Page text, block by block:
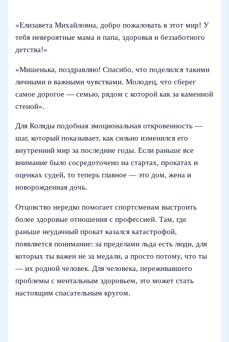
«Елизавета Михайловна, добро пожаловать в этот мир! У
тебя невероятные мама и папа, здоровья и беззаботного
детства!»
«Мишенька, поздравляю! Спасибо, что поделился такими
личными и важными чувствами. Молодец, что сберег
самое дорогое — семью, рядом с которой как за каменной
стеной».
Для Коляды подобная эмоциональная откровенность —
шаг, который показывает, как сильно изменился его
внутренний мир за последние годы. Если раньше все
внимание было сосредоточено на стартах, прокатах и
оценках судей, то теперь главное — это дом, жена и
новорожденная дочь.
Отцовство нередко помогает спортсменам выстроить
более здоровые отношения с профессией. Там, где
раньше неудачный прокат казался катастрофой,
появляется понимание: за пределами льда есть люди, для
которых ты важен не за медали, а просто потому, что ты
— их родной человек. Для человека, переживавшего
проблемы с ментальным здоровьем, это может стать
настоящим спасательным кругом.